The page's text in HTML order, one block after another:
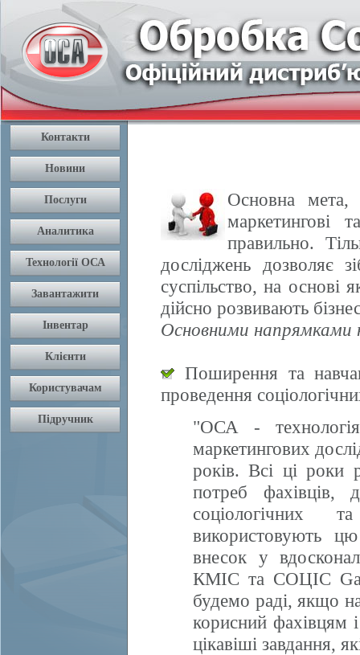
Основна мета,
маркетингові
правильно.
досліджень дозволяє
суспільство, на основі
дійсно розвивають
Основними напрямками
Поширення та
проведення
"ОСА -
маркетингових
років. Всі ці роки
потреб фахівців,
соціологічних
використовують
внесок у
КМІС та СОЦІС
будемо раді, якщо
корисний фахівцям
цікавіші завдання,